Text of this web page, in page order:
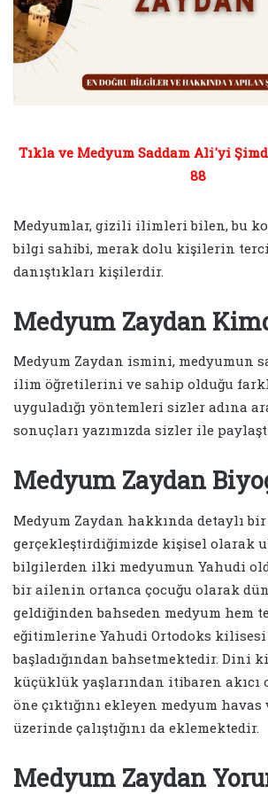
Tıkla ve Medyum Saddam Ali'yi
88
Medyumlar, gizili ilimleri bilen, bu
bilgi sahibi, merak dolu kişilerin
danıştıkları kişilerdir.
Medyum Zaydan
Medyum Zaydan ismini, medyumun
ilim öğretilerini ve sahip olduğu
uyguladığı yöntemleri sizler adına
sonuçları yazımızda sizler ile
Medyum Zaydan
Medyum Zaydan hakkında detaylı
gerçekleştirdiğimizde kişisel olarak
bilgilerden ilki medyumun Yahudi
bir ailenin ortanca çocuğu olarak
geldiğinden bahseden medyum hem
eğitimlerine Yahudi Ortodoks
başladığından bahsetmektedir. Dini
küçüklük yaşlarından itibaren akıcı
öne çıktığını ekleyen medyum
üzerinde çalıştığını da eklemektedir.
Medyum Zaydan